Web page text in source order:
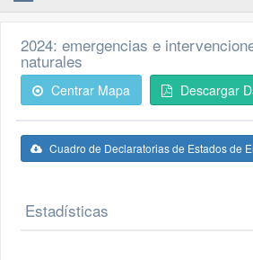
2024: emergencias e
naturales
Centrar Mapa Descargar
Cuadro de Declaratorias de Estados de
Estadísticas